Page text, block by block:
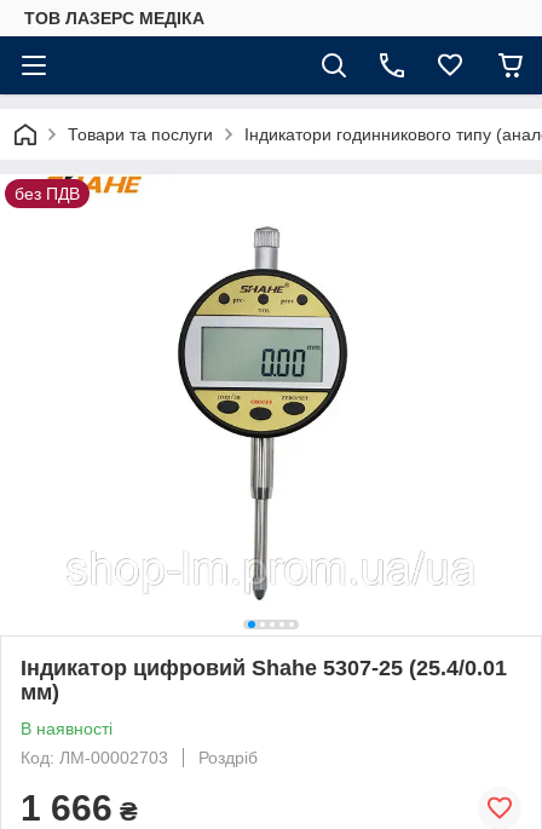
ТОВ ЛАЗЕРС МЕДІКА
Товари та послуги Індикатори годинникового типу
без ПДВ
Індикатор цифровий Shahe 5307-25 (25.4/0.01
мм)
В наявності
Код: ЛМ-00002703
Роздріб
1 666 ₴